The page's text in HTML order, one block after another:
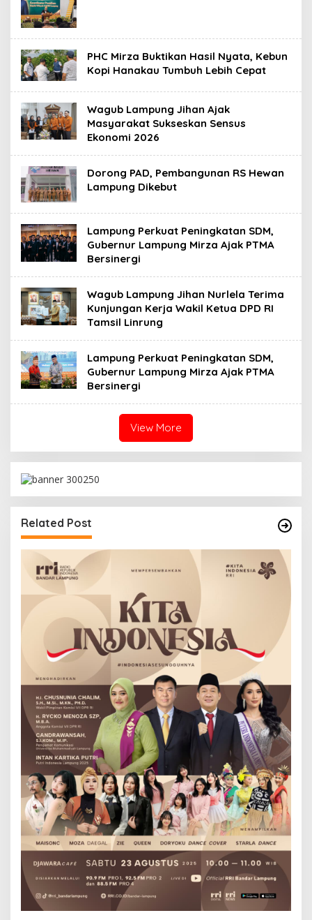
PHC Mirza Buktikan Hasil Nyata, Kebun
Kopi Hanakau Tumbuh Lebih Cepat
Wagub Lampung Jihan Ajak
Masyarakat Sukseskan Sensus
Ekonomi 2026
Dorong PAD, Pembangunan RS Hewan
Lampung Dikebut
Lampung Perkuat Peningkatan SDM,
Gubernur Lampung Mirza Ajak PTMA
Bersinergi
Wagub Lampung Jihan Nurlela Terima
Kunjungan Kerja Wakil Ketua DPD RI
Tamsil Linrung
Lampung Perkuat Peningkatan SDM,
Gubernur Lampung Mirza Ajak PTMA
Bersinergi
View More
Related Post